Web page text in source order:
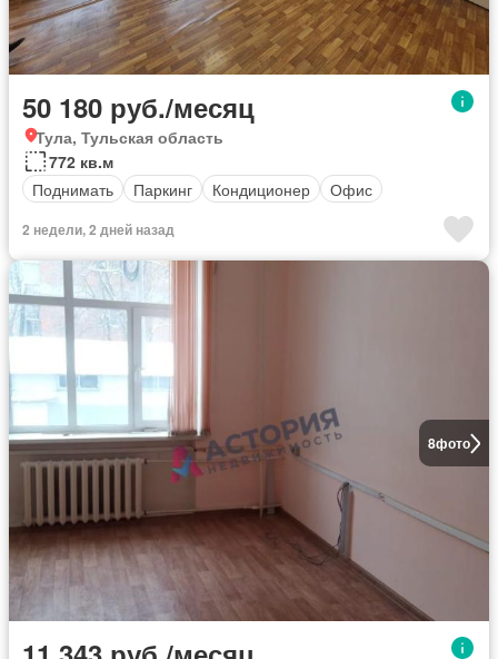
50 180 руб./месяц
Тула, Тульская область
772 кв.м
Поднимать
Паркинг Кондиционер Офис
2 недели, 2 дней назад
8фото